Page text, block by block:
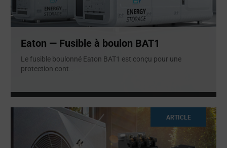
Eaton — Fusible à boulon BAT1
Le fusible boulonné Eaton BAT1 est conçu pour une
protection cont...
ARTICLE